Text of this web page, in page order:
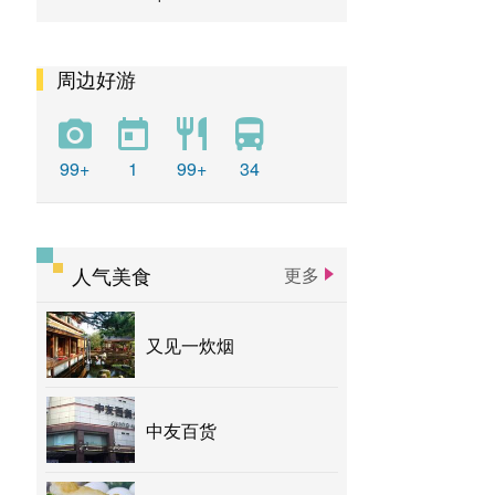
周边好游
99+ 1 99+ 34
人气美食 更多
又见一炊烟
中友百货